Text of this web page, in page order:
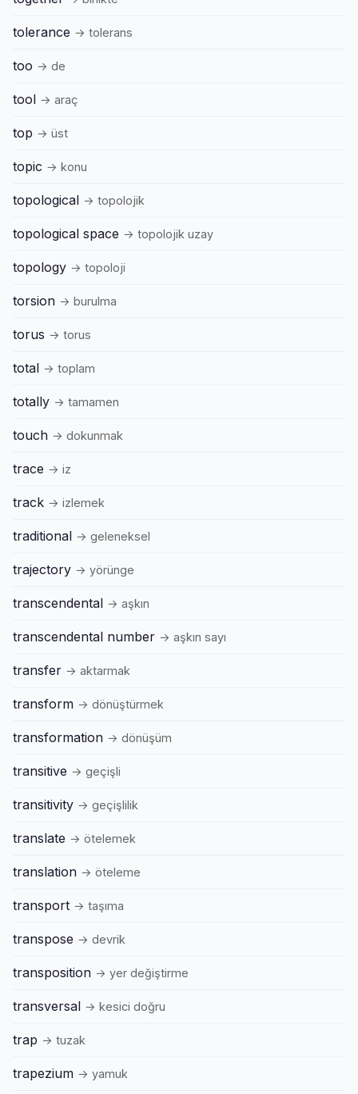
tolerance → tolerans
too → de
tool → araç
top → üst
topic → konu
topological → topolojik
topological space → topolojik uzay
topology → topoloji
torsion → burulma
torus → torus
total → toplam
totally → tamamen
touch → dokunmak
trace → iz
track → izlemek
traditional → geleneksel
trajectory → yörünge
transcendental → aşkın
transcendental number → aşkın sayı
transfer → aktarmak
transform → dönüştürmek
transformation → dönüşüm
transitive → geçişli
transitivity → geçişlilik
translate → ötelemek
translation → öteleme
transport → taşıma
transpose → devrik
transposition → yer değiştirme
transversal → kesici doğru
trap → tuzak
trapezium → yamuk